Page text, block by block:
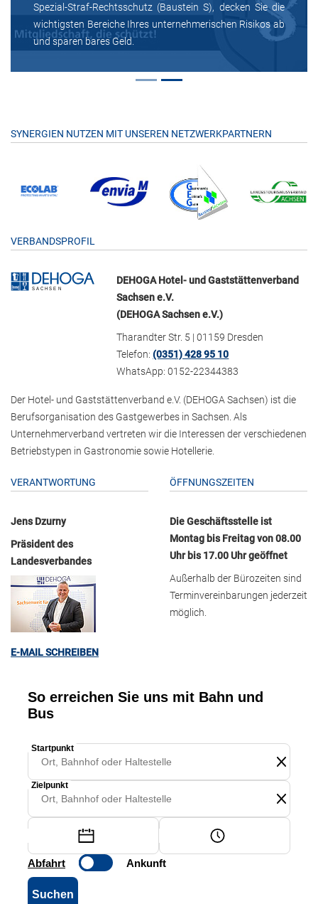
Spezial-Straf-Rechtsschutz (Baustein S), decken Sie die
wichtigsten Bereiche Ihres unternehmerischen Risikos ab
und sparen bares Geld.
SYNERGIEN NUTZEN MIT UNSEREN NETZWERKPARTNERN
VERBANDSPROFIL
DEHOGA Hotel- und Gaststättenverband
Sachsen e.V.
(DEHOGA Sachsen e.V.)
Tharandter Str. 5 | 01159 Dresden
Telefon:(0351) 428 95 10
WhatsApp: 0152-22344383
Der Hotel- und Gaststättenverband e.V. (DEHOGA Sachsen) ist die
Berufsorganisation des Gastgewerbes in Sachsen. Als
Unternehmerverband vertreten wir die Interessen der verschiedenen
Betriebstypen in Gastronomie sowie Hotellerie.
VERANTWORTUNG
Jens Dzurny
Präsident des
Landesverbandes
E-MAIL SCHREIBEN
ÖFFNUNGSZEITEN
Die Geschäftsstelle ist
Montag bis Freitag von 08.00
Uhr bis 17.00 Uhr geöffnet
Außerhalb der Bürozeiten sind
Terminvereinbarungen jederzeit
möglich.